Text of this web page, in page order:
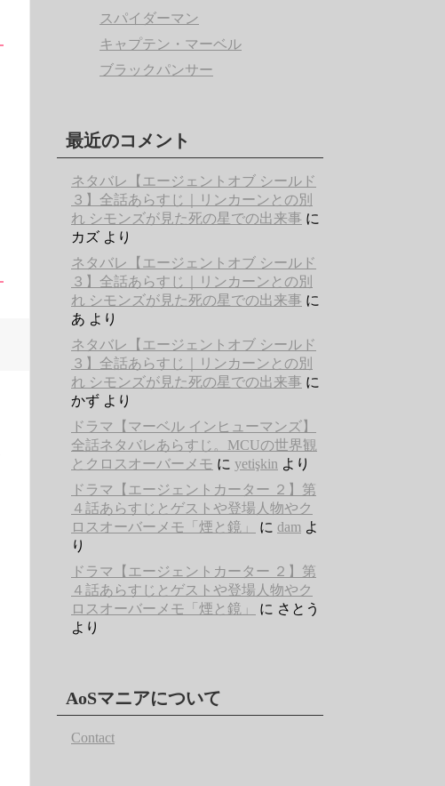
スパイダーマン
キャプテン・マーベル
ブラックパンサー
最近のコメント
ネタバレ【エージェントオブ シールド
３】全話あらすじ｜リンカーンとの別
れ シモンズが見た死の星での出来事 に
カズ より
ネタバレ【エージェントオブ シールド
３】全話あらすじ｜リンカーンとの別
れ シモンズが見た死の星での出来事 に
あ より
ネタバレ【エージェントオブ シールド
３】全話あらすじ｜リンカーンとの別
れ シモンズが見た死の星での出来事 に
かず より
ドラマ【マーベル インヒューマンズ】
全話ネタバレあらすじ。MCUの世界観
とクロスオーバーメモ に yetişkin より
ドラマ【エージェントカーター ２】第
４話あらすじとゲストや登場人物やク
ロスオーバーメモ「煙と鏡」
に dam よ
り
ドラマ【エージェントカーター ２】第
４話あらすじとゲストや登場人物やク
ロスオーバーメモ「煙と鏡」
に さとう
より
AoSマニアについて
Contact